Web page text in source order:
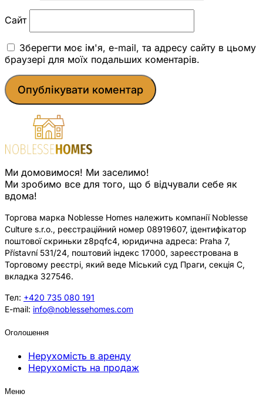
Сайт
Зберегти моє ім'я, e-mail, та адресу сайту в цьому
браузері для моїх подальших коментарів.
Ми домовимося! Ми заселимо!
Ми зробимо все для того, що б відчували себе як
вдома!
Торгова марка Noblesse Homes належить компанії Noblesse
Culture s.r.o., реєстраційний номер 08919607, ідентифікатор
поштової скриньки z8pqfc4, юридична адреса: Praha 7,
Přístavní 531/24, поштовий індекс 17000, зареєстрована в
Торговому реєстрі, який веде Міський суд Праги, секція C,
вкладка 327546.
Тел: +420 735 080 191
E-mail: info@noblessehomes.com
Оголошення
Нерухомість в аренду
Нерухомість на продаж
Меню